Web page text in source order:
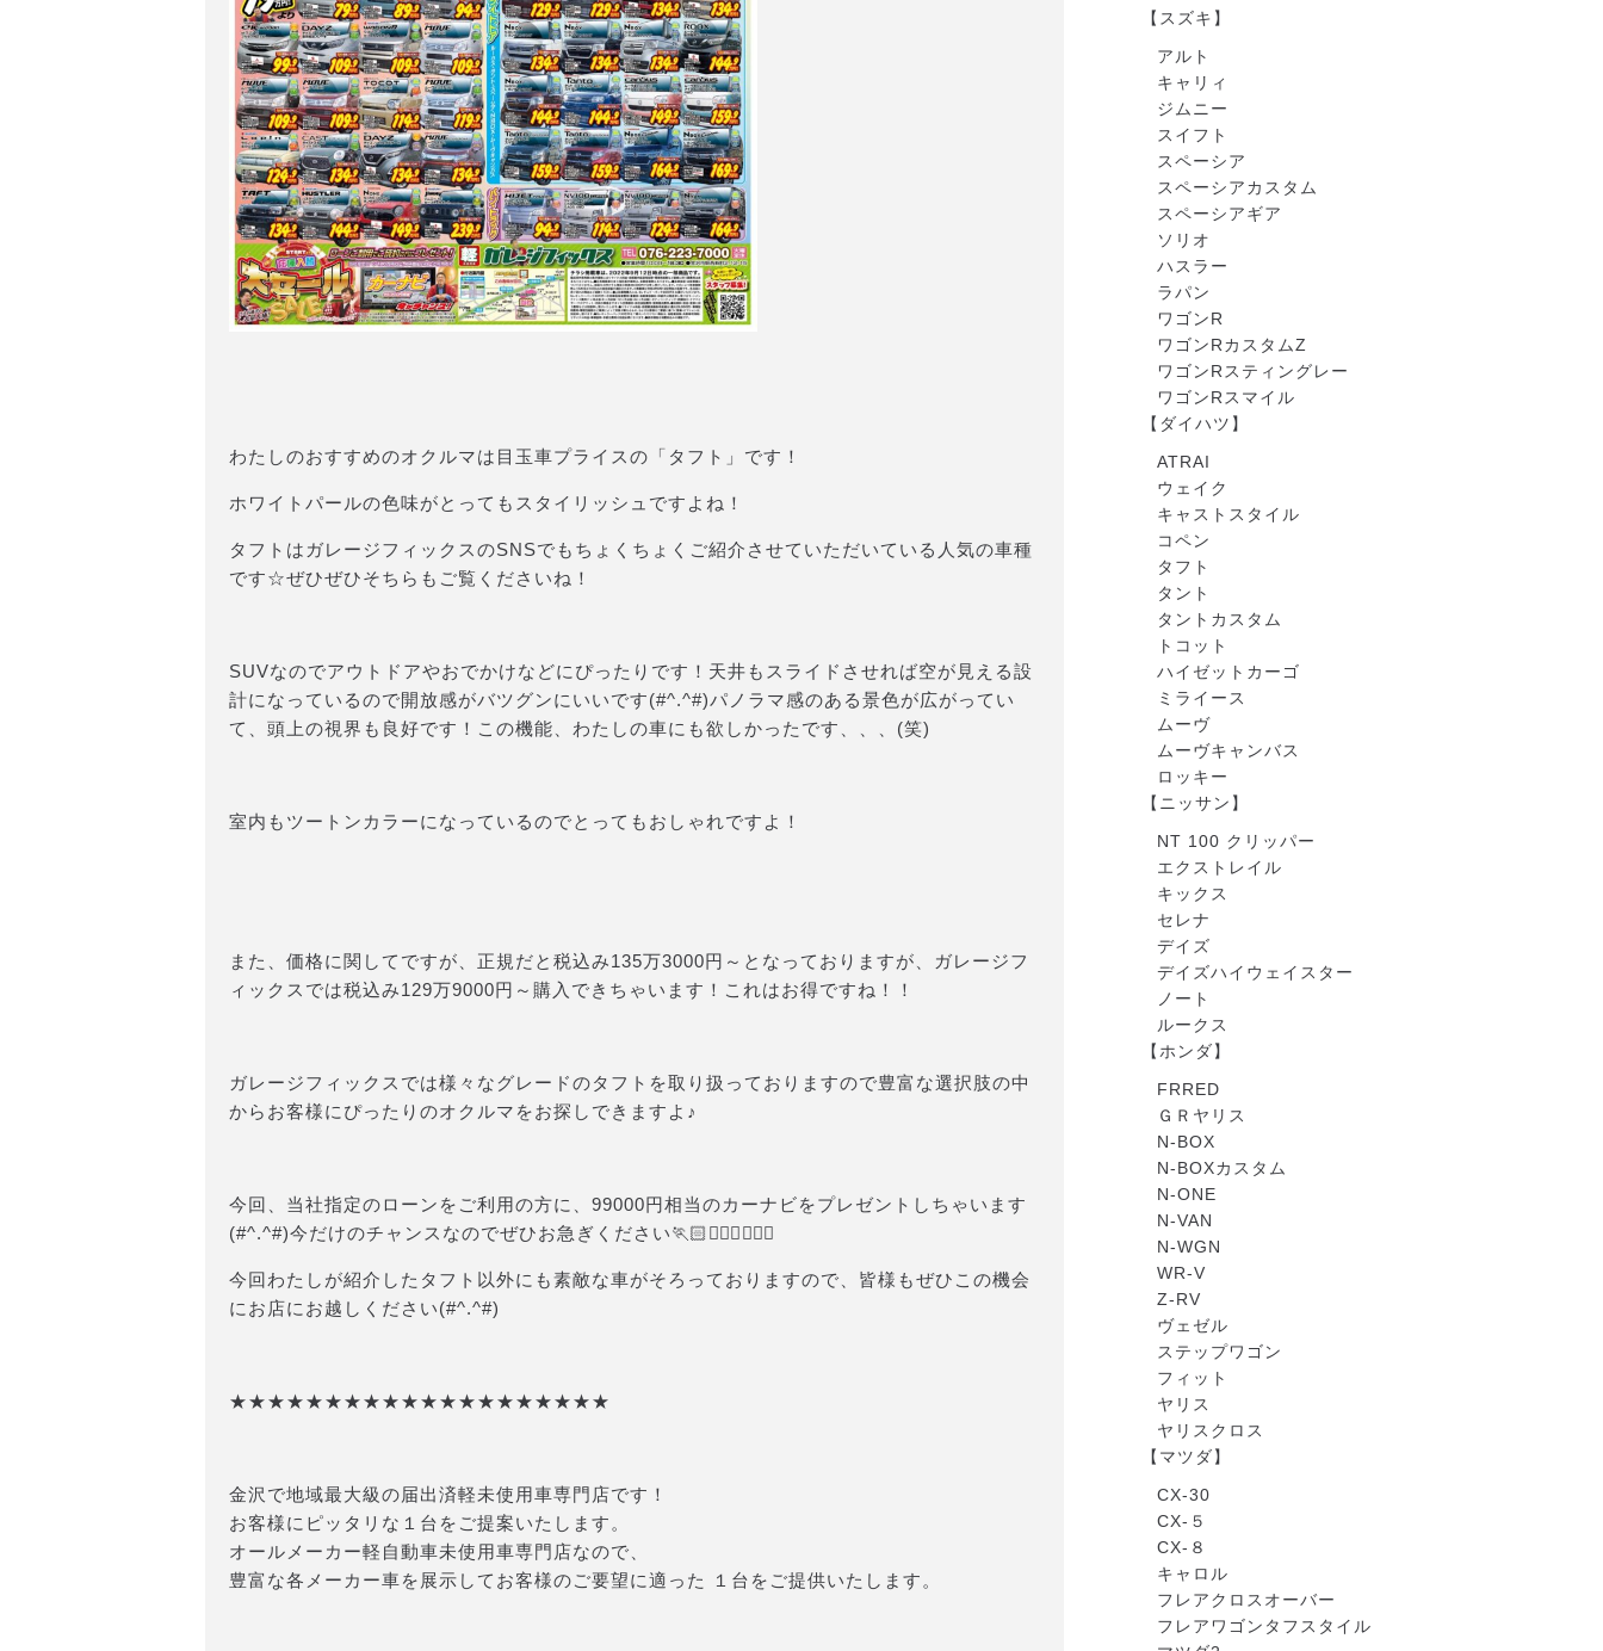
わたしのおすすめのオクルマは目玉車プライスの「タフト」です！
ホワイトパールの色味がとってもスタイリッシュですよね！
タフトはガレージフィックスのSNSでもちょくちょくご紹介させていただいている人気の車種
です☆ぜひぜひそちらもご覧くださいね！
SUVなのでアウトドアやおでかけなどにぴったりです！天井もスライドさせれば空が見える設
計になっているので開放感がバツグンにいいです(#^.^#)パノラマ感のある景色が広がってい
て、頭上の視界も良好です！この機能、わたしの車にも欲しかったです、、、(笑)
室内もツートンカラーになっているのでとってもおしゃれですよ！
また、価格に関してですが、正規だと税込み135万3000円～となっておりますが、ガレージフ
ィックスでは税込み129万9000円～購入できちゃいます！これはお得ですね！！
ガレージフィックスでは様々なグレードのタフトを取り扱っておりますので豊富な選択肢の中
からお客様にぴったりのオクルマをお探しできますよ♪
今回、当社指定のローンをご利用の方に、99000円相当のカーナビをプレゼントしちゃいます
(#^.^#)今だけのチャンスなのでぜひお急ぎください🏃🏻🏃🏻‍♂️🏃🏻‍♀️
今回わたしが紹介したタフト以外にも素敵な車がそろっておりますので、皆様もぜひこの機会
にお店にお越しください(#^.^#)
★★★★★★★★★★★★★★★★★★★★
金沢で地域最大級の届出済軽未使用車専門店です！
お客様にピッタリな１台をご提案いたします。
オールメーカー軽自動車未使用車専門店なので、
豊富な各メーカー車を展示してお客様のご要望に適った １台をご提供いたします。
【スズキ】
アルト
キャリィ
ジムニー
スイフト
スペーシア
スペーシアカスタム
スペーシアギア
ソリオ
ハスラー
ラパン
ワゴンR
ワゴンRカスタムZ
ワゴンRスティングレー
ワゴンRスマイル
【ダイハツ】
ATRAI
ウェイク
キャストスタイル
コペン
タフト
タント
タントカスタム
トコット
ハイゼットカーゴ
ミライース
ムーヴ
ムーヴキャンバス
ロッキー
【ニッサン】
NT 100 クリッパー
エクストレイル
キックス
セレナ
デイズ
デイズハイウェイスター
ノート
ルークス
【ホンダ】
FRRED
ＧＲヤリス
N-BOX
N-BOXカスタム
N-ONE
N-VAN
N-WGN
WR-V
Z-RV
ヴェゼル
ステップワゴン
フィット
ヤリス
ヤリスクロス
【マツダ】
CX-30
CX-５
CX-８
キャロル
フレアクロスオーバー
フレアワゴンタフスタイル